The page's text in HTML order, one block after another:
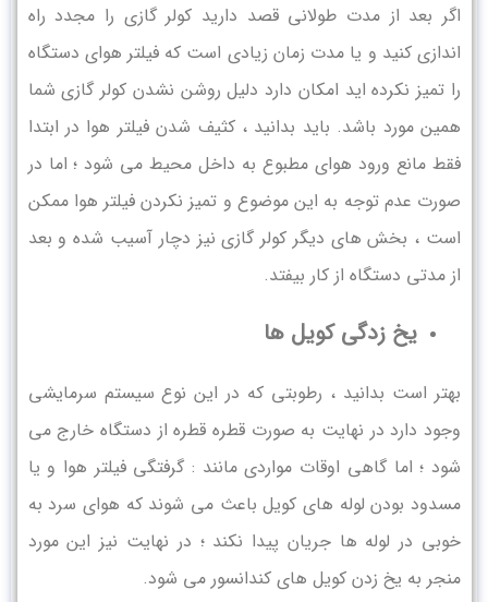
اگر بعد از مدت طولانی قصد دارید کولر گازی را مجدد راه
اندازی کنید و یا مدت زمان زیادی است که فیلتر هوای دستگاه
را تمیز نکرده اید امکان دارد دلیل روشن نشدن کولر گازی شما
همین مورد باشد. باید بدانید ، کثیف شدن فیلتر هوا در ابتدا
فقط مانع ورود هوای مطبوع به داخل محیط می شود ؛ اما در
صورت عدم توجه به این موضوع و تمیز نکردن فیلتر هوا ممکن
است ، بخش های دیگر کولر گازی نیز دچار آسیب شده و بعد
از مدتی دستگاه از کار بیفتد.
یخ زدگی کویل ها
بهتر است بدانید ، رطوبتی که در این نوع سیستم سرمایشی
وجود دارد در نهایت به صورت قطره قطره از دستگاه خارج می
شود ؛ اما گاهی اوقات مواردی مانند : گرفتگی فیلتر هوا و یا
مسدود بودن لوله های کویل باعث می شوند که هوای سرد به
خوبی در لوله ها جریان پیدا نکند ؛ در نهایت نیز این مورد
منجر به یخ زدن کویل های کندانسور می شود.